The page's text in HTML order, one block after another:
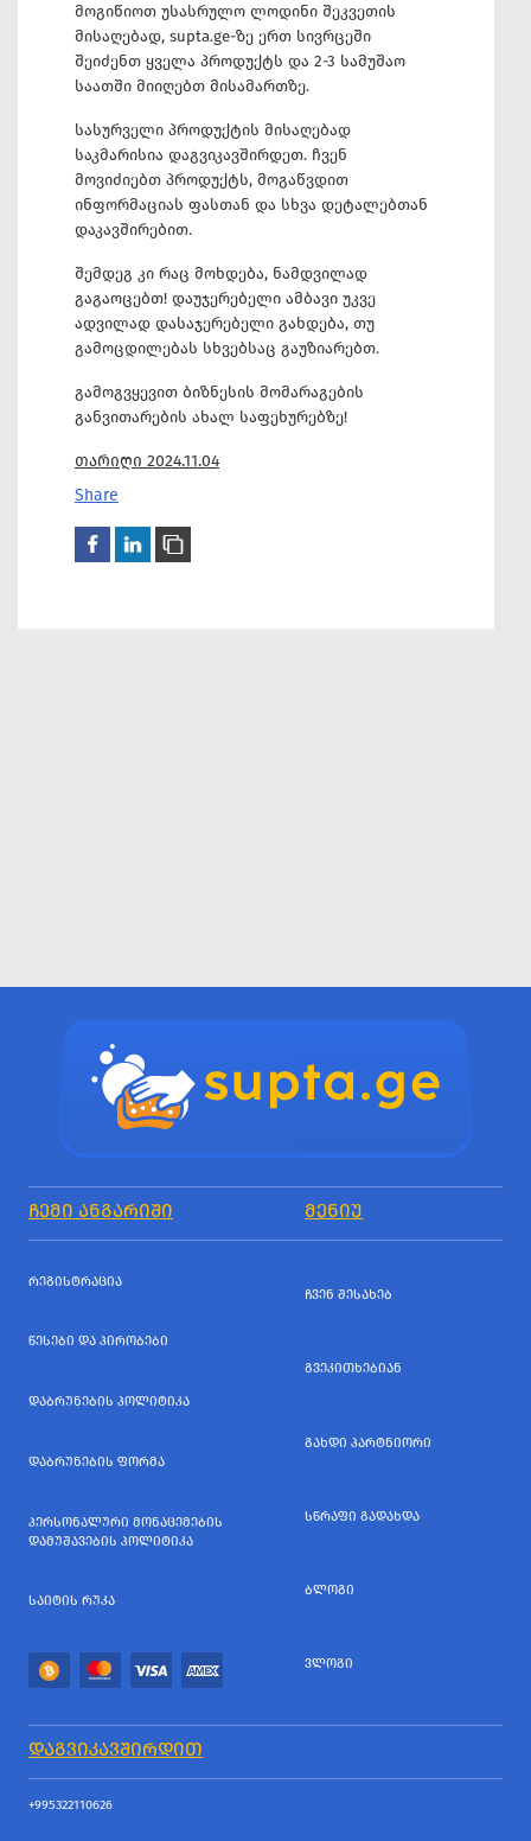
მოგიწიოთ უსასრულო ლოდინი შეკვეთის
მისაღებად, supta.ge-ზე ერთ სივრცეში
შეიძენთ ყველა პროდუქტს და 2-3 სამუშაო
საათში მიიღებთ მისამართზე.
სასურველი პროდუქტის მისაღებად
საკმარისია დაგვიკავშირდეთ. ჩვენ
მოვიძიებთ პროდუქტს, მოგაწვდით
ინფორმაციას ფასთან და სხვა დეტალებთან
დაკავშირებით.
შემდეგ კი რაც მოხდება, ნამდვილად
გაგაოცებთ! დაუჯერებელი ამბავი უკვე
ადვილად დასაჯერებელი გახდება, თუ
გამოცდილებას სხვებსაც გაუზიარებთ.
გამოგვყევით ბიზნესის მომარაგების
განვითარების ახალ საფეხურებზე!
თარიღი 2024.11.04
Share
ᲩᲔᲛᲘ ᲐᲜᲒᲐᲠᲘᲨᲘ ᲛᲔᲜᲘᲣ
ᲠᲔᲒᲘᲡᲢᲠᲐᲪᲘᲐ
ᲬᲔᲡᲔᲑᲘ ᲓᲐ ᲞᲘᲠᲝᲑᲔᲑᲘ
ᲓᲐᲑᲠᲣᲜᲔᲑᲘᲡ ᲞᲝᲚᲘᲢᲘᲙᲐ
ᲓᲐᲑᲠᲣᲜᲔᲑᲘᲡ ᲤᲝᲠᲛᲐ
ᲞᲔᲠᲡᲝᲜᲐᲚᲣᲠᲘ ᲛᲝᲜᲐᲪᲔᲛᲔᲑᲘᲡ
ᲓᲐᲛᲣᲨᲐᲕᲔᲑᲘᲡ ᲞᲝᲚᲘᲢᲘᲙᲐ
ᲡᲐᲘᲢᲘᲡ ᲠᲣᲙᲐ
ᲩᲕᲔᲜ ᲨᲔᲡᲐᲮᲔᲑ
ᲒᲕᲔᲙᲘᲗᲮᲔᲑᲘᲐᲜ
ᲒᲐᲮᲓᲘ ᲞᲐᲠᲢᲜᲘᲝᲠᲘ
ᲡᲬᲠᲐᲤᲘ ᲒᲐᲓᲐᲮᲓᲐ
ᲑᲚᲝᲒᲘ
ᲕᲚᲝᲒᲘ
ᲓᲐᲒᲕᲘᲙᲐᲕᲨᲘᲠᲓᲘᲗ
+995322110626